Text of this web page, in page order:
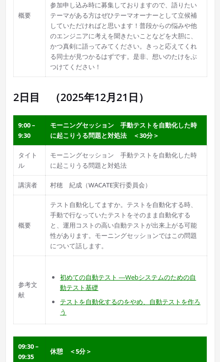
概要
参加申し込み時に募集しておりますので、語りたい
テーマがある方はぜひテーマオーナーとして立候補
していただければと思います！普段からの悩みや他
のエンジニアに考えを聞きたいことなどを大胆に、
かつ真剣に語ってみてください。きっと応えてくれ
る同士が見つかるはずです。是非、想いのたけをぶ
つけてください！
2日目 （2025年12月21日）
9:00 –
9:30
モーニングセッション 手動テストを自動化した時
に起こりうる問題と対処法 ＜30分＞
タイト
ル
モーニングセッション 手動テストを自動化した時
に起こりうる問題と対処法
講演者 村穂 紀成（WACATE実行委員会）
概要
テスト自動化してますか。テストを自動化する時、
手動で行なっていたテストをそのまま自動化する
と、運用コストの高い自動テストが出来上がる可能
性があります。モーニングセッションではこの問題
について話します。
参考文
献
初めての自動テスト ―Webシステムのための自
動テスト基礎
テストを自動化するのをやめ、自動テストを作ろ
う
09:30 –
09:35
休憩 ＜5分＞